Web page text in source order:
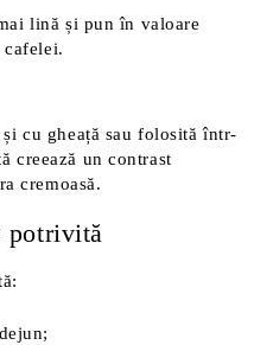
lină și pun în valoare
cu gheață sau folosită într-
creează un contrast
cremoasă.
potrivită